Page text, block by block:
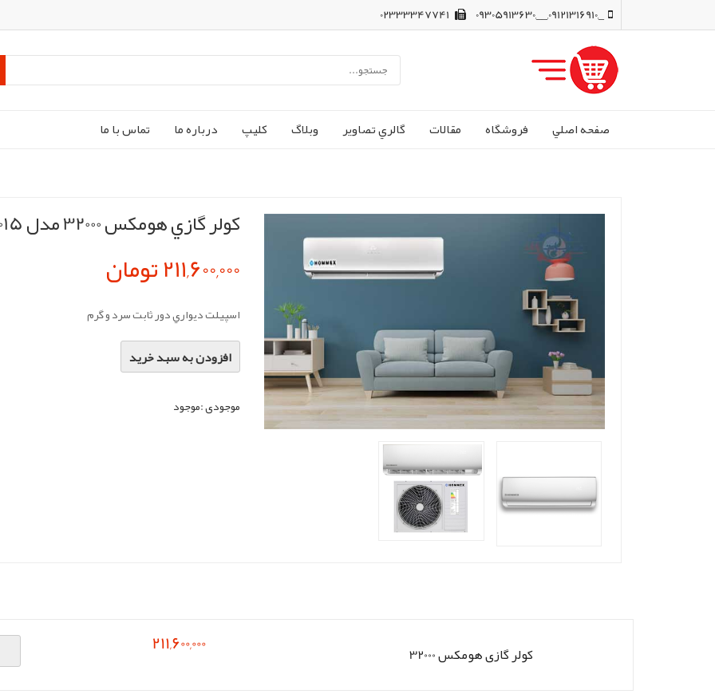
_,09121316910,__,09305913630
صفحه اصلي فروشگاه مقالات گالري تصاوير وبلاگ کليپ درباره ما تماس با ما
کولر گازي هومکس 32000 مدل HOMMEX H32CH-5015
211,600,000 تومان
اسپيلت ديواري دور ثابت سرد و گرم
افزودن به سبد خرید
موجودی :موجود
کولر گازی هومکس 32000 211,600,000